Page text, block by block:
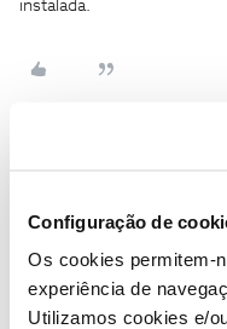
Configuração de
Os cookies permitem-
experiência de
Utilizamos cookies e/
instalada.
Boa tarde@LinkinParkPT,
Agradecemos a sua
Em alternativa à sugestão
mensagem privada para o